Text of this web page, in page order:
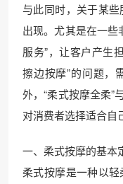
与此同时，关于某
出现。尤其是在一些
服务”，让客户产生
擦边按摩”的问题，
外，“柔式按摩全柔”
对消费者选择适合自
一、柔式按摩的基本
柔式按摩是一种以